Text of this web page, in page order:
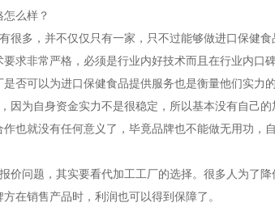
么样？
多，并不仅仅只有一家，只不过能够做进口保健食
求非常严格，必须是行业内好技术而且在行业内口
否可以为进口保健食品提供服务也是衡量他们实力的
为自身资金实力不是很稳定，所以基本没有自己的
也就没有任何意义了，毕竟品牌也不能做无用功，
问题，其实要看代加工工厂的选择。很多人为了降
在销售产品时，利润也可以得到保障了。